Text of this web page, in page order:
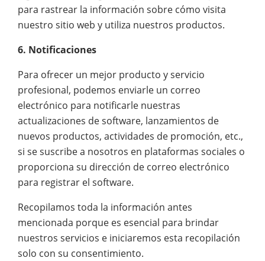
para rastrear la información sobre cómo visita
nuestro sitio web y utiliza nuestros productos.
6. Notificaciones
Para ofrecer un mejor producto y servicio
profesional, podemos enviarle un correo
electrónico para notificarle nuestras
actualizaciones de software, lanzamientos de
nuevos productos, actividades de promoción, etc.,
si se suscribe a nosotros en plataformas sociales o
proporciona su dirección de correo electrónico
para registrar el software.
Recopilamos toda la información antes
mencionada porque es esencial para brindar
nuestros servicios e iniciaremos esta recopilación
solo con su consentimiento.